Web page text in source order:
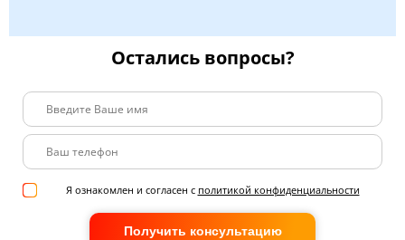
Остались вопросы?
Я ознакомлен и согласен с политикой конфиденциальности
Получить консультацию